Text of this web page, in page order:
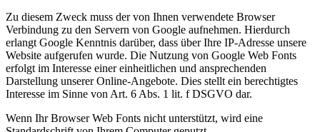
Zu diesem Zweck muss der von Ihnen verwendete Browser
Verbindung zu den Servern von Google aufnehmen. Hierdurch
erlangt Google Kenntnis darüber, dass über Ihre IP-Adresse unsere
Website aufgerufen wurde. Die Nutzung von Google Web Fonts
erfolgt im Interesse einer einheitlichen und ansprechenden
Darstellung unserer Online-Angebote. Dies stellt ein berechtigtes
Interesse im Sinne von Art. 6 Abs. 1 lit. f DSGVO dar.
Wenn Ihr Browser Web Fonts nicht unterstützt, wird eine